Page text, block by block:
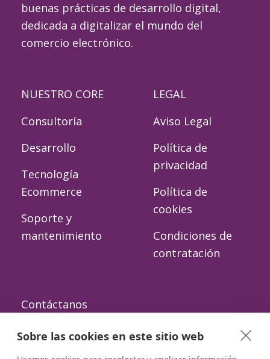
buenas prácticas de desarrollo digital,
dedicada a digitalizar el mundo del
comercio electrónico.
NUESTRO CORE
Consultoría
Desarrollo
Tecnología
Ecommerce
Soporte y
mantenimiento
LEGAL
Aviso Legal
Política de
privacidad
Política de
cookies
Condiciones de
contratación
Contáctanos
Paseo de la
Sobre las cookies en este sitio web